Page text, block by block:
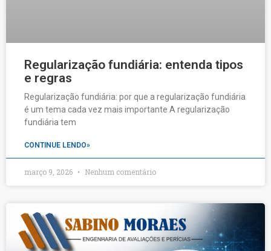
Regularização fundiária: entenda tipos
e regras
Regularização fundiária: por que a regularização fundiária
é um tema cada vez mais importante A regularização
fundiária tem
CONTINUE LENDO»
março 9, 2026 Nenhum comentário